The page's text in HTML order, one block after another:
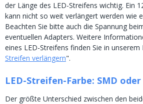
der Länge des LED-Streifens wichtig. Ein
kann nicht so weit verlängert werden wie
Beachten Sie bitte auch die Spannung
eventuellen Adapters. Weitere
eines LED-Streifens finden Sie in
Streifen verlängern".
LED-Streifen-Farbe: SMD oder
Der größte Unterschied zwischen den